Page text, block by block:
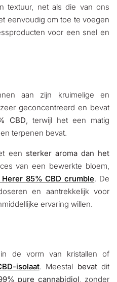
textuur, net als die van ons
eenvoudig om toe te voegen
voor een snel en
aan zijn kruimelige en
geconcentreerd en bevat
CBD, terwijl het een matig
terpenen bevat.
een sterker aroma dan het
van een bewerkte bloem,
85% CBD crumble. De
en aantrekkelijk voor
ervaring willen.
in de vorm van kristallen of
isolaat. Meestal bevatdit
pure cannabidiol, zonder